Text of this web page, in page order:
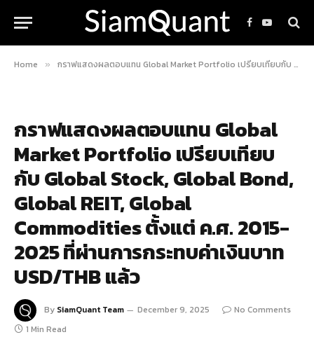
Facebook
YouTube
Home » กราฟแสดงผลตอบแทน Global Market Portfolio เปรียบเทียบกับ Global Stock, Global Bond, Global REIT, Global Commodities ตั้งแต่ ค.ศ. 2015-2025 ที่ผ่านการกระทบค่าเงินบาท USD/THB แล้ว
กราฟแสดงผลตอบแทน Global
Market Portfolio เปรียบเทียบ
กับ Global Stock, Global Bond,
Global REIT, Global
Commodities ตั้งแต่ ค.ศ. 2015-
2025 ที่ผ่านการกระทบค่าเงินบาท
USD/THB แล้ว
By SiamQuant Team December 9, 2025
No Comments
1 Min Read